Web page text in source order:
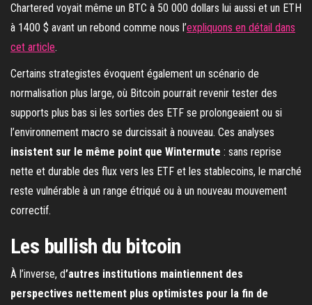
Chartered voyait même un BTC à 50 000 dollars lui aussi et un ETH
à 1400 $ avant un rebond comme nous l’expliquons en détail dans
cet article.
Certains strategistes évoquent également un scénario de
normalisation plus large, où Bitcoin pourrait revenir tester des
supports plus bas si les sorties des ETF se prolongeaient ou si
l’environnement macro se durcissait à nouveau. Ces analyses
insistent sur le même point que Wintermute : sans reprise
nette et durable des flux vers les ETF et les stablecoins, le marché
reste vulnérable à un range étriqué ou à un nouveau mouvement
correctif.
Les bullish du bitcoin
À l’inverse, d’autres institutions maintiennent des
perspectives nettement plus optimistes pour la fin de